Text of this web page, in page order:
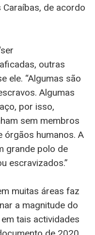
de acordo
outras
ele. “Algumas são
Algumas
por isso,
sem membros
órgãos humanos. A
grande polo de
escravizados.”
muitas áreas faz
a magnitude do
tais actividades